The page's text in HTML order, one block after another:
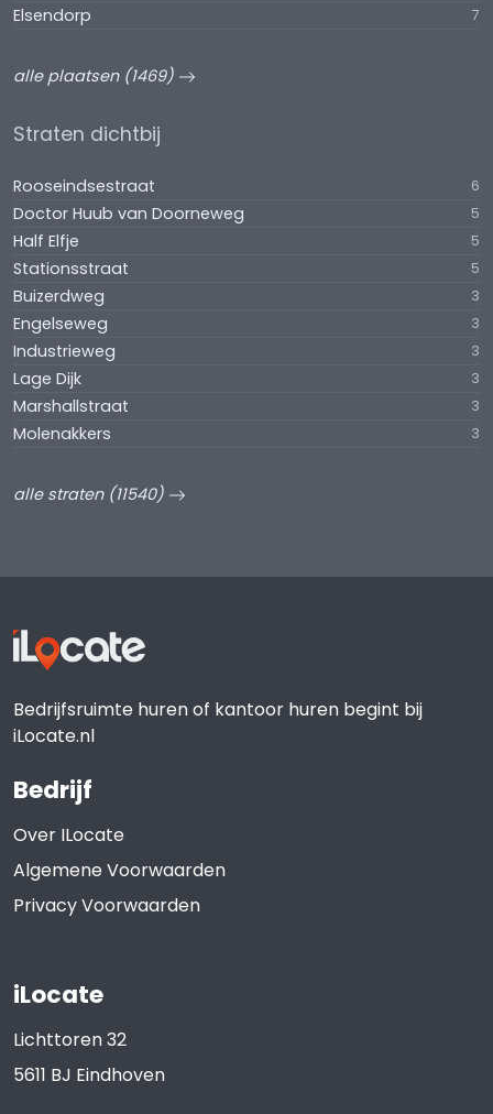
Elsendorp 7
alle plaatsen (1469)
Straten dichtbij
Rooseindsestraat 6
Doctor Huub van Doorneweg 5
Half Elfje 5
Stationsstraat 5
Buizerdweg 3
Engelseweg 3
Industrieweg 3
Lage Dijk 3
Marshallstraat 3
Molenakkers 3
alle straten (11540)
Bedrijfsruimte huren of kantoor huren begint bij
iLocate.nl
Bedrijf
Over ILocate
Algemene Voorwaarden
Privacy Voorwaarden
iLocate
Lichttoren 32
5611 BJ Eindhoven